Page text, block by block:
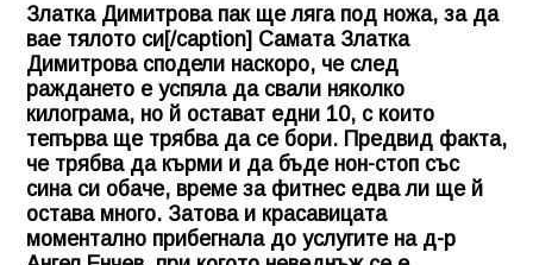
Златка Димитрова пак ще ляга под ножа, за да
вае тялото си[/caption] Самата Златка
Димитрова сподели наскоро, че след
раждането е успяла да свали няколко
килограма, но й остават едни 10, с които
тепърва ще трябва да се бори. Предвид факта,
че трябва да кърми и да бъде нон-стоп със
сина си обаче, време за фитнес едва ли ще й
остава много. Затова и красавицата
моментално прибегнала до услугите на д-р